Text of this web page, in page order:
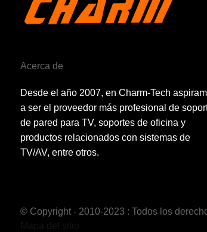
Acerca de
Desde el año 2007, en Charm-Tech
a ser el proveedor más profesional de
de pared para TV, soportes de oficina y
productos relacionados con sistemas de
TV/AV, entre otros.
© Copyright - 2010-2023 : Todos los